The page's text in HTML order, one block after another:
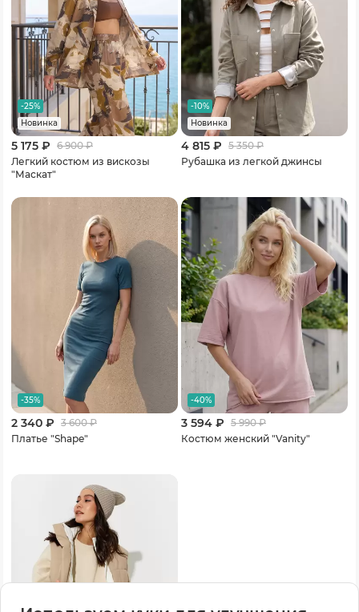
-25%
Новинка
5 175 ₽ 6 900₽
Легкий костюм из вискозы
"Маскат"
-10%
Новинка
4 815 ₽ 5 350₽
Рубашка из легкой джинсы
-35%
2 340 ₽ 3 600₽
Платье "Shape"
-40%
3 594 ₽ 5 990₽
Костюм женский "Vanity"